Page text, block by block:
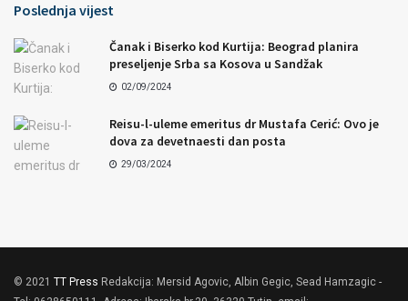
Poslednja vijest
Čanak i Biserko kod Kurtija: Beograd planira
preseljenje Srba sa Kosova u Sandžak
02/09/2024
Reisu-l-uleme emeritus dr Mustafa Cerić: Ovo je
dova za devetnaesti dan posta
29/03/2024
© 2021 TT Press Redakcija: Mersid Agovic, Albin Gegic, Sead Hamzagic -